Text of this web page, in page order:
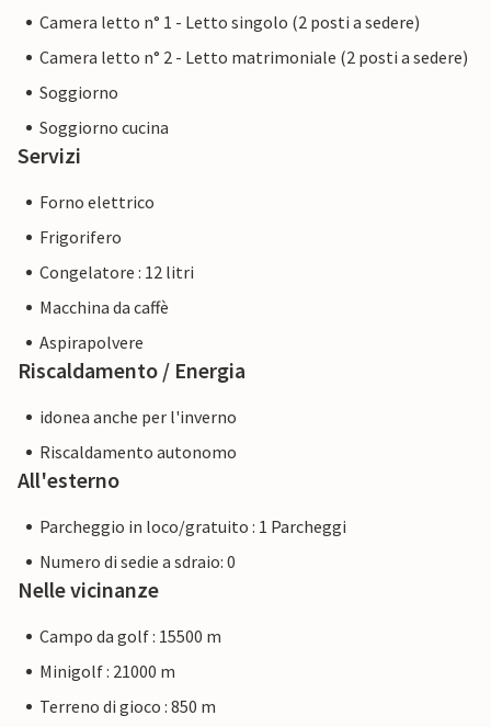
Camera letto n° 1 - Letto singolo (2 posti a sedere)
Camera letto n° 2 - Letto matrimoniale (2 posti a sedere)
Soggiorno
Soggiorno cucina
Servizi
Forno elettrico
Frigorifero
Congelatore : 12 litri
Macchina da caffè
Aspirapolvere
Riscaldamento / Energia
idonea anche per l'inverno
Riscaldamento autonomo
All'esterno
Parcheggio in loco/gratuito : 1 Parcheggi
Numero di sedie a sdraio: 0
Nelle vicinanze
Campo da golf : 15500 m
Minigolf : 21000 m
Terreno di gioco : 850 m